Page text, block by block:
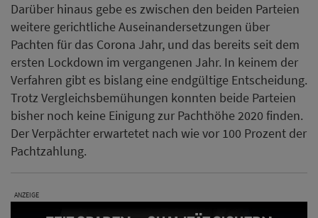
Darüber hinaus gebe es zwischen den beiden Parteien
weitere gerichtliche Auseinandersetzungen über
Pachten für das Corona Jahr, und das bereits seit dem
ersten Lockdown im vergangenen Jahr. In keinem der
Verfahren gibt es bislang eine endgültige Entscheidung.
Trotz Vergleichsbemühungen konnten beide Parteien
bisher noch keine Einigung zur Pachthöhe 2020 finden.
Der Verpächter erwartetet nach wie vor 100 Prozent der
Pachtzahlung.
ANZEIGE